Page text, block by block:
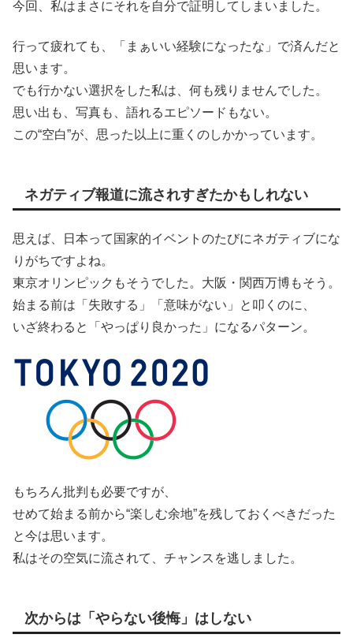
今回、私はまさにそれを自分で証明してしまいました。
行って疲れても、「まぁいい経験になったな」で済んだと
思います。
でも行かない選択をした私は、何も残りませんでした。
思い出も、写真も、語れるエピソードもない。
この“空白”が、思った以上に重くのしかかっています。
ネガティブ報道に流されすぎたかもしれない
思えば、日本って国家的イベントのたびにネガティブにな
りがちですよね。
東京オリンピックもそうでした。大阪・関西万博もそう。
始まる前は「失敗する」「意味がない」と叩くのに、
いざ終わると「やっぱり良かった」になるパターン。
もちろん批判も必要ですが、
せめて始まる前から“楽しむ余地”を残しておくべきだった
と今は思います。
私はその空気に流されて、チャンスを逃しました。
次からは「やらない後悔」はしない